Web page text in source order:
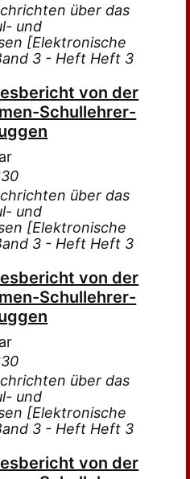
über das
und
[Elektronische
3 - Heft Heft 3
von der
Schullehrer-
über das
und
[Elektronische
3 - Heft Heft 3
von der
Schullehrer-
über das
und
[Elektronische
3 - Heft Heft 3
von der